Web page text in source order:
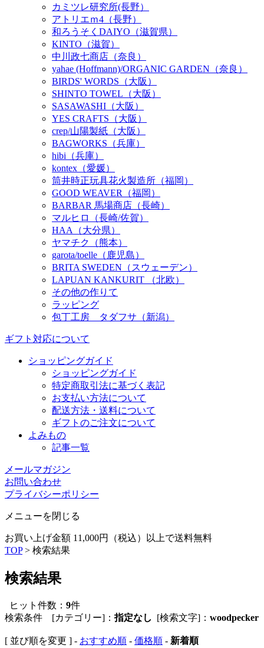
カミツレ研究所(長野）
アトリエｍ4（長野）
和ろうそくDAIYO（滋賀県）
KINTO（滋賀）
中川政七商店（奈良）
yahae (Hoffmann)/ORGANIC GARDEN（奈良）
BIRDS' WORDS（大阪）
SHINTO TOWEL（大阪）
SASAWASHI（大阪）
YES CRAFTS（大阪）
crep/山陽製紙（大阪）
BAGWORKS（兵庫）
hibi（兵庫）
kontex（愛媛）
筒井時正玩具花火製造所（福岡）
GOOD WEAVER（福岡）
BARBAR 馬場商店（長崎）
マルヒロ（長崎/佐賀）
HAA（大分県）
ヤマチク（熊本）
garota/toelle（鹿児島）
BRITA SWEDEN（スウェーデン）
LAPUAN KANKURIT （北欧）
その他の作りて
ラッピング
包丁工房 タダフサ（新潟）
ギフト対応について
ショッピングガイド
ショッピングガイド
特定商取引法に基づく表記
お支払い方法について
配送方法・送料について
ギフトのご注文について
よみもの
記事一覧
メールマガジン
お問い合わせ
プライバシーポリシー
メニューを閉じる
お買い上げ金額 11,000円（税込）以上で送料無料
TOP> 検索結果
検索結果
ヒット件数： 9件
検索条件 [カテゴリー]：指定なし [検索文字]： woodpecker
[ 並び順を変更 ] - おすすめ順 - 価格順 - 新着順